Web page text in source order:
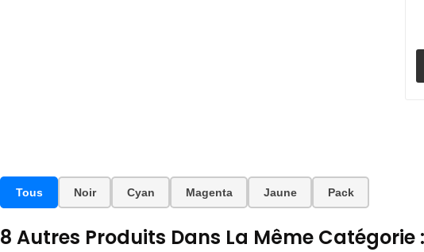
Tous Noir Cyan Magenta Jaune Pack
8 Autres Produits Dans La Même Catégorie :